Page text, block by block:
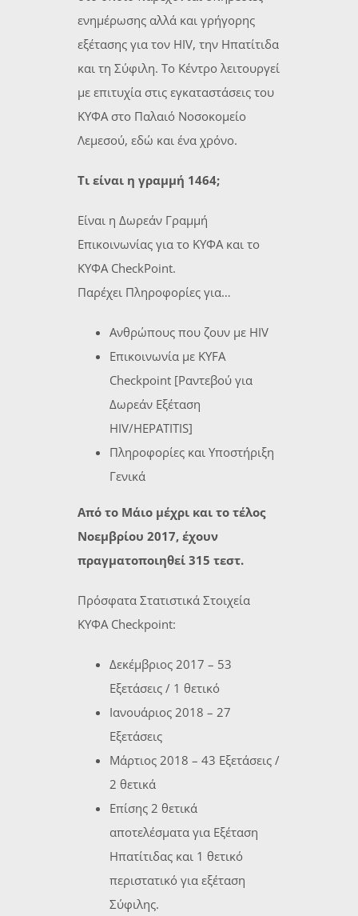
ενημέρωσης αλλά και γρήγορης
εξέτασης για τον HIV, την Ηπατίτιδα
και τη Σύφιλη. Το Κέντρο λειτουργεί
με επιτυχία στις εγκαταστάσεις του
ΚΥΦΑ στο Παλαιό Νοσοκομείο
Λεμεσού, εδώ και ένα χρόνο.
Τι είναι η γραμμή 1464;
Είναι η Δωρεάν Γραμμή
Επικοινωνίας για το ΚΥΦΑ και το
ΚΥΦΑ CheckPoint.
Παρέχει Πληροφορίες για…
Ανθρώπους που ζουν με HIV
Επικοινωνία με KYFA
Checkpoint [Ραντεβού για
Δωρεάν Εξέταση
HIV/HEPATITIS]
Πληροφορίες και Υποστήριξη
Γενικά
Από το Μάιο μέχρι και το τέλος
Νοεμβρίου 2017, έχουν
πραγματοποιηθεί 315 τεστ.
Πρόσφατα Στατιστικά Στοιχεία
ΚΥΦΑ Checkpoint:
Δεκέμβριος 2017 – 53
Εξετάσεις / 1 θετικό
Ιανουάριος 2018 – 27
Εξετάσεις
Μάρτιος 2018 – 43 Εξετάσεις /
2 θετικά
Επίσης 2 θετικά
αποτελέσματα για Εξέταση
Ηπατίτιδας και 1 θετικό
περιστατικό για εξέταση
Σύφιλης.